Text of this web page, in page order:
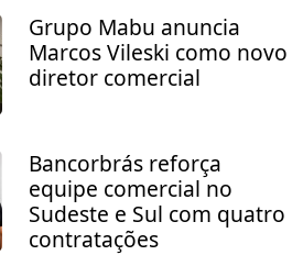
Grupo Mabu anuncia
Marcos Vileski como novo
diretor comercial
Bancorbrás reforça
equipe comercial no
Sudeste e Sul com quatro
contratações